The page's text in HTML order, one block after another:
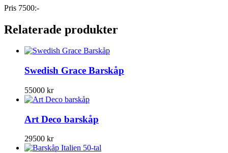
Pris 7500:-
Relaterade produkter
Swedish Grace Barskåp
55000 kr
Art Deco barskåp
29500 kr